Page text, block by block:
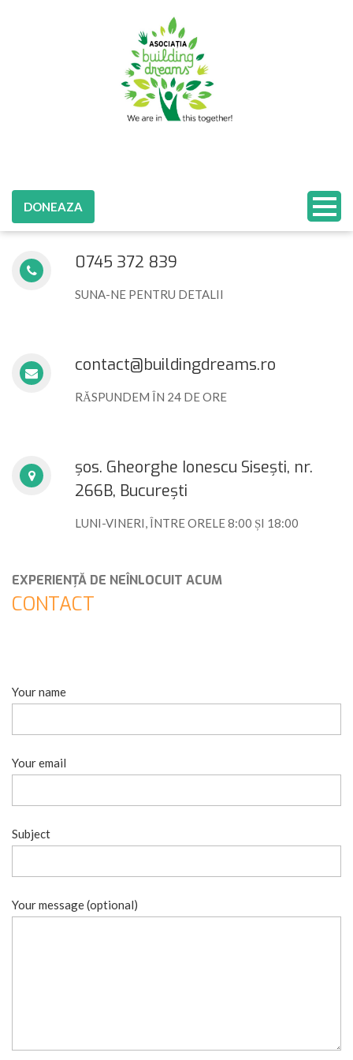
DONEAZA
0745 372 839
SUNA-NE PENTRU DETALII
contact@buildingdreams.ro
RĂSPUNDEM ÎN 24 DE ORE
șos. Gheorghe Ionescu Sisești, nr.
266B, București
LUNI-VINERI, ÎNTRE ORELE 8:00 ȘI 18:00
EXPERIENȚĂ DE NEÎNLOCUIT ACUM
CONTACT
Your name
Your email
Subject
Your message (optional)